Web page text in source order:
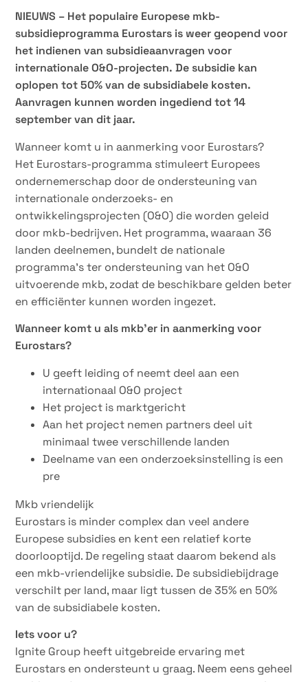
NIEUWS – Het populaire Europese mkb-
subsidieprogramma Eurostars is weer geopend voor
het indienen van subsidieaanvragen voor
internationale O&O-projecten. De subsidie kan
oplopen tot 50% van de subsidiabele kosten.
Aanvragen kunnen worden ingediend tot 14
september van dit jaar.
Wanneer komt u in aanmerking voor Eurostars?
Het Eurostars-programma stimuleert Europees
ondernemerschap door de ondersteuning van
internationale onderzoeks- en
ontwikkelingsprojecten (O&O) die worden geleid
door mkb-bedrijven. Het programma, waaraan 36
landen deelnemen, bundelt de nationale
programma’s ter ondersteuning van het O&O
uitvoerende mkb, zodat de beschikbare gelden beter
en efficiënter kunnen worden ingezet.
Wanneer komt u als mkb’er in aanmerking voor
Eurostars?
U geeft leiding of neemt deel aan een
internationaal O&O project
Het project is marktgericht
Aan het project nemen partners deel uit
minimaal twee verschillende landen
Deelname van een onderzoeksinstelling is een
pre
Mkb vriendelijk
Eurostars is minder complex dan veel andere
Europese subsidies en kent een relatief korte
doorlooptijd. De regeling staat daarom bekend als
een mkb-vriendelijke subsidie. De subsidiebijdrage
verschilt per land, maar ligt tussen de 35% en 50%
van de subsidiabele kosten.
Iets voor u?
Ignite Group heeft uitgebreide ervaring met
Eurostars en ondersteunt u graag. Neem eens geheel